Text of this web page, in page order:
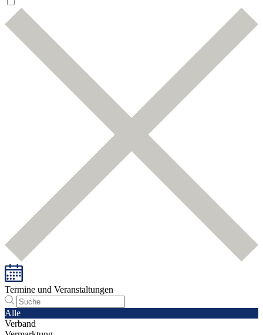
Termine und Veranstaltungen
Alle
Verband